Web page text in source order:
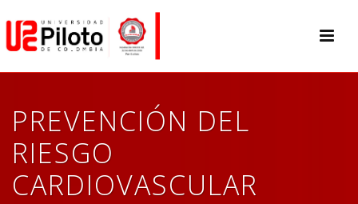
PREVENCIÓN DEL
RIESGO
CARDIOVASCULAR